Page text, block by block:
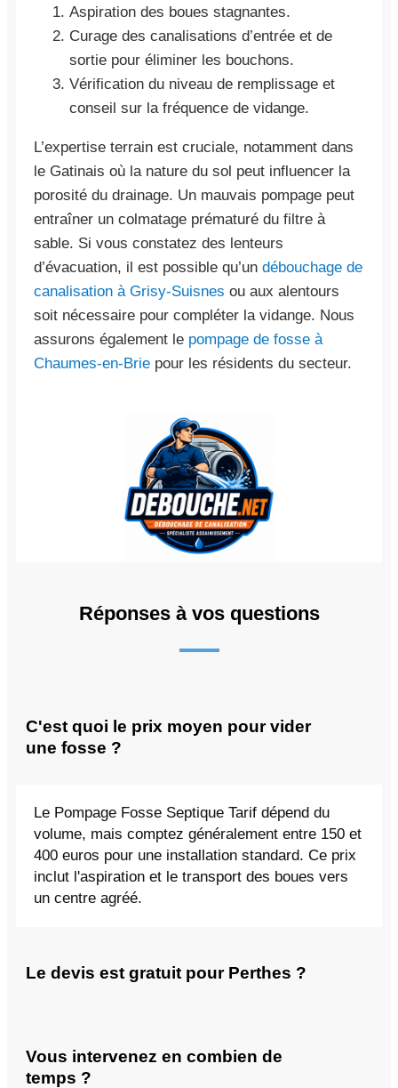
Aspiration des boues stagnantes.
Curage des canalisations d’entrée et de
sortie pour éliminer les bouchons.
Vérification du niveau de remplissage et
conseil sur la fréquence de vidange.
L’expertise terrain est cruciale, notamment dans
le Gatinais où la nature du sol peut influencer la
porosité du drainage. Un mauvais pompage peut
entraîner un colmatage prématuré du filtre à
sable. Si vous constatez des lenteurs
d’évacuation, il est possible qu’un débouchage de
canalisation à Grisy-Suisnes ou aux alentours
soit nécessaire pour compléter la vidange. Nous
assurons également le pompage de fosse à
Chaumes-en-Brie pour les résidents du secteur.
Réponses à vos questions
C'est quoi le prix moyen pour vider
une fosse ?
Le Pompage Fosse Septique Tarif dépend du
volume, mais comptez généralement entre 150 et
400 euros pour une installation standard. Ce prix
inclut l'aspiration et le transport des boues vers
un centre agréé.
Le devis est gratuit pour Perthes ?
Vous intervenez en combien de
temps ?